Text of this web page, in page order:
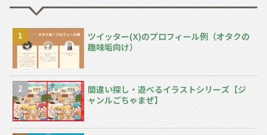
ツイッター(X)のプロフィール例（オタクの
趣味垢向け）
間違い探し・遊べるイラストシリーズ【ジ
ャンルごちゃまぜ】